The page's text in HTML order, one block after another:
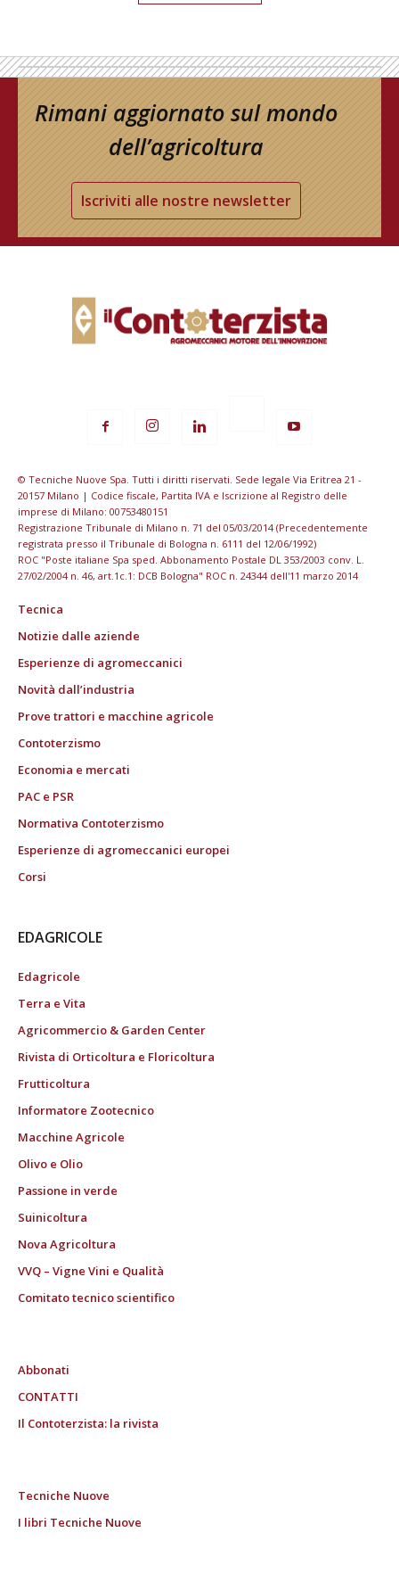
Rimani aggiornato sul mondo
dell’agricoltura
Iscriviti alle nostre newsletter
© Tecniche Nuove Spa. Tutti i diritti riservati. Sede legale Via Eritrea 21 -
20157 Milano | Codice fiscale, Partita IVA e Iscrizione al Registro delle
imprese di Milano: 00753480151
Registrazione Tribunale di Milano n. 71 del 05/03/2014 (Precedentemente
registrata presso il Tribunale di Bologna n. 6111 del 12/06/1992)
ROC "Poste italiane Spa sped. Abbonamento Postale DL 353/2003 conv. L.
27/02/2004 n. 46, art.1c.1: DCB Bologna" ROC n. 24344 dell'11 marzo 2014
Tecnica
Notizie dalle aziende
Esperienze di agromeccanici
Novità dall’industria
Prove trattori e macchine agricole
Contoterzismo
Economia e mercati
PAC e PSR
Normativa Contoterzismo
Esperienze di agromeccanici europei
Corsi
EDAGRICOLE
Edagricole
Terra e Vita
Agricommercio & Garden Center
Rivista di Orticoltura e Floricoltura
Frutticoltura
Informatore Zootecnico
Macchine Agricole
Olivo e Olio
Passione in verde
Suinicoltura
Nova Agricoltura
VVQ – Vigne Vini e Qualità
Comitato tecnico scientifico
Abbonati
CONTATTI
Il Contoterzista: la rivista
Tecniche Nuove
I libri Tecniche Nuove